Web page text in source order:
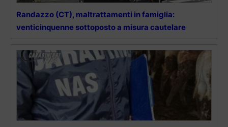
Randazzo (CT), maltrattamenti in famiglia:
venticinquenne sottoposto a misura cautelare